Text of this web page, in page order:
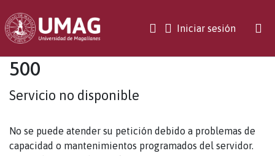
Iniciar sesión(current)
500
Servicio no disponible
No se puede atender su petición debido a problemas de
capacidad o mantenimientos programados del servidor.